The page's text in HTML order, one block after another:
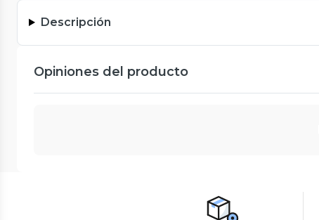
Descripción
Opiniones del producto